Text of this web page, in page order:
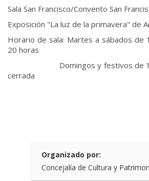
Sala San Francisco/Convento San
Exposición "La luz de la primavera" de
Horario de sala: Martes a sábados de
20 horas
Domingos y festivos de 10 a
cerrada
Organizado por:
Concejalía de Cultura y